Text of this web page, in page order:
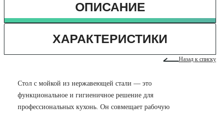
ОПИСАНИЕ
ХАРАКТЕРИСТИКИ
Назад к списку
Стол с мойкой из нержавеющей стали — это
функциональное и гигиеничное решение для
профессиональных кухонь. Он совмещает рабочую